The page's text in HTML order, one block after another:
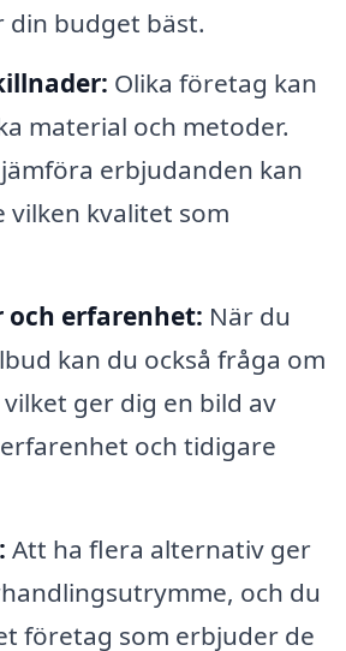
din budget bäst.
Olika företag kan
material och metoder.
erbjudanden kan
vilken kvalitet som
och erfarenhet: När du
kan du också fråga om
ger dig en bild av
och tidigare
Att ha flera alternativ ger
och du
företag som erbjuder de